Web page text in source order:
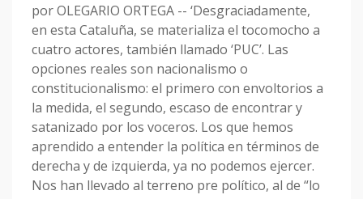
por OLEGARIO ORTEGA -- ‘Desgraciadamente,
en esta Cataluña, se materializa el tocomocho a
cuatro actores, también llamado ‘PUC’. Las
opciones reales son nacionalismo o
constitucionalismo: el primero con envoltorios a
la medida, el segundo, escaso de encontrar y
satanizado por los voceros. Los que hemos
aprendido a entender la política en términos de
derecha y de izquierda, ya no podemos ejercer.
Nos han llevado al terreno pre político, al de “lo